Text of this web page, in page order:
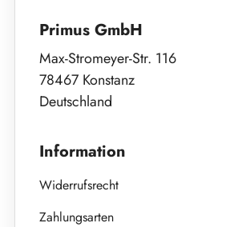
Primus GmbH
Max-Stromeyer-Str. 116
78467 Konstanz
Deutschland
Information
Widerrufsrecht
Zahlungsarten